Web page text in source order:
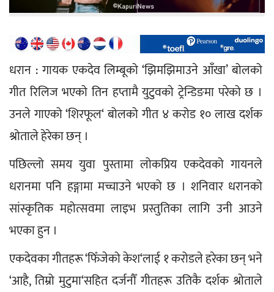
धरान : गायक एकदेव लिम्बूको ‘झिमझिमाउने आँखा’ बोलको
गीत रिलिज भएको तिन हप्तामै युटुवको ट्रेन्डिङमा परेको छ ।
उनले गाएको ‘शिरफूल‘ बोलको गीत ४ करोड १० लाख दर्शक
श्रोताले हेरेका छन् ।
पछिल्लो समय युवा पुस्तामा लोकप्रिय एकदेवको गायनले
धरानमा पनि हङ्गामा मच्चाउने भएको छ । शनिवार धरानको
सांस्कृतिक महोत्सवमा लाइभ प्रस्तुतिका लागि उनी आउने
भएका हुन ।
एकदेवका गीतहरू ‘फिँजेको केश‘लाई १ करोडले हरेका छन् भने
‘आहै, तिम्रो मुटुमा‘सहित दर्जनौँ गीतहरू उतिकै दर्शक श्रोताले